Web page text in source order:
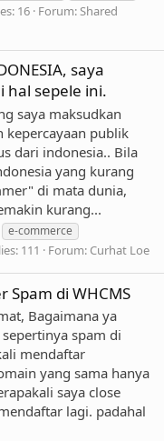
16 Forum: Shared
saya
hal sepele ini.
saya maksudkan
kepercayaan publik
dari indonesia.. Bila
yang kurang
di mata dunia,
kurang...
e-commerce
111 Forum: Curhat Loe
Spam di WHCMS
Bagaimana ya
spam di
mendaftar
yang sama hanya
saya close
lagi. padahal